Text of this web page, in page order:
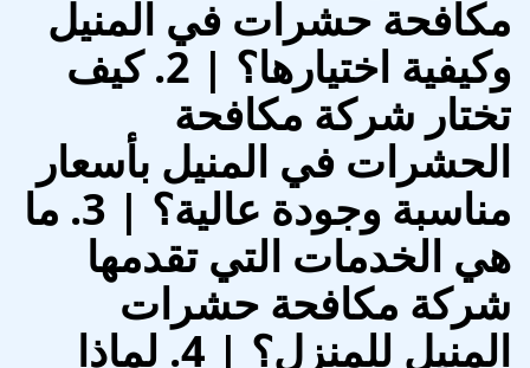
مكافحة حشرات في المنيل
وكيفية اختيارها؟ | 2. كيف
تختار شركة مكافحة
الحشرات في المنيل بأسعار
مناسبة وجودة عالية؟ | 3. ما
هي الخدمات التي تقدمها
شركة مكافحة حشرات
المنيل للمنزل؟ | 4. لماذا